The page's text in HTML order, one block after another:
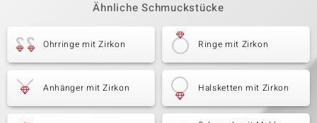
Ähnliche Schmuckstücke
Ohrringe mit Zirkon Ringe mit Zirkon
Anhänger mit Zirkon Halsketten mit Zirkon